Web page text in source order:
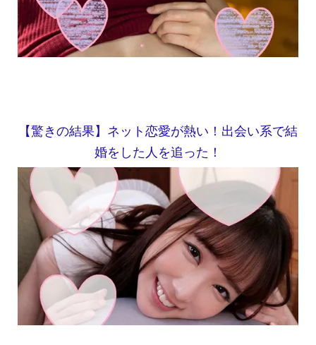
【驚きの結果】ネット恋愛が熱い！出会い系で結
婚をした人を追った！